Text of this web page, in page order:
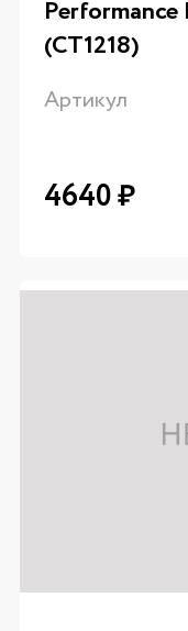
(CT1218)
Артикул
4640₽